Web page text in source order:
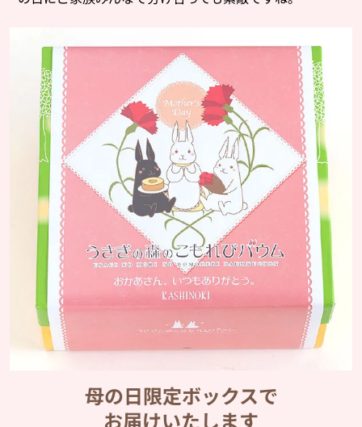
母の日限定ボックスで
お届けいたします